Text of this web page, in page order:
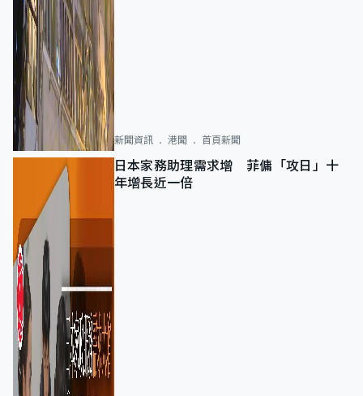
新聞資訊 港聞 首頁新聞
日本家務助理需求增 菲傭「攻日」十
年增長近一倍